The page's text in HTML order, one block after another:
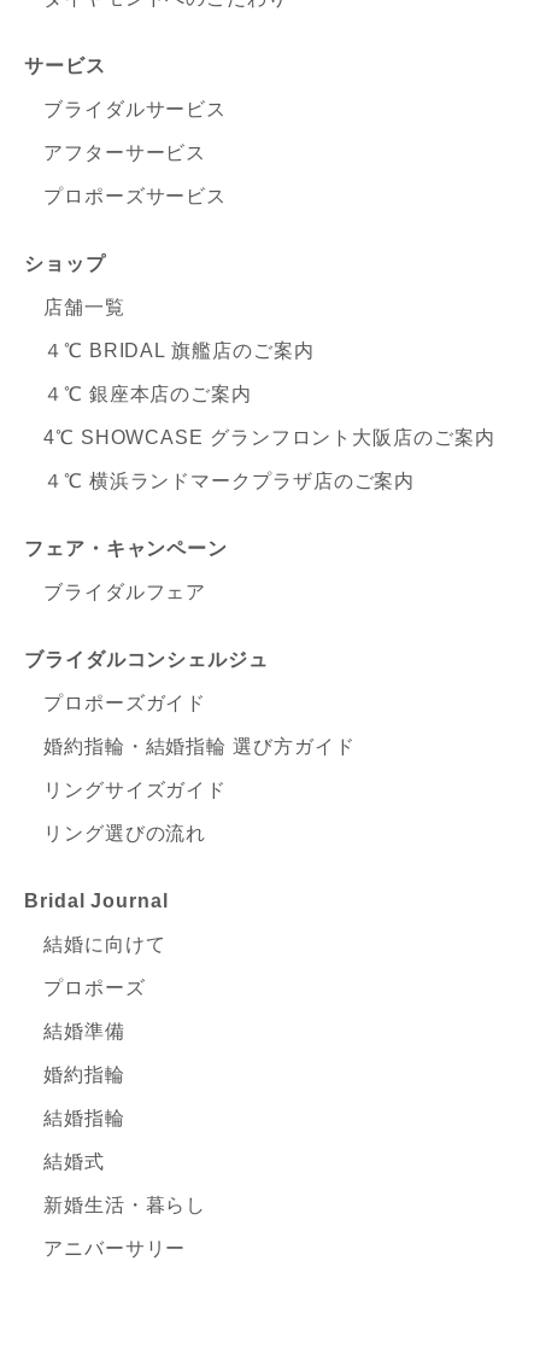
サービス
ブライダルサービス
アフターサービス
プロポーズサービス
ショップ
店舗一覧
４℃ BRIDAL 旗艦店のご案内
４℃ 銀座本店のご案内
4℃ SHOWCASE グランフロント大阪店のご案内
４℃ 横浜ランドマークプラザ店のご案内
フェア・キャンペーン
ブライダルフェア
ブライダルコンシェルジュ
プロポーズガイド
婚約指輪・結婚指輪 選び方ガイド
リングサイズガイド
リング選びの流れ
Bridal Journal
結婚に向けて
プロポーズ
結婚準備
婚約指輪
結婚指輪
結婚式
新婚生活・暮らし
アニバーサリー